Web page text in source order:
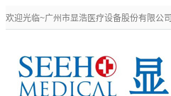
欢迎光临~广州市显浩医疗设备股份有限公司